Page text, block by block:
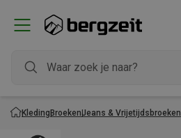
KledingBroekenJeans & Vrijetijdsbroeken